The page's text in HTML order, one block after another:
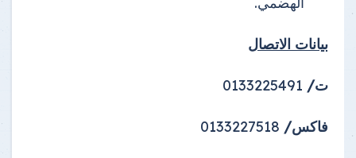
بيانات الاتصال
ت/
فاكس/